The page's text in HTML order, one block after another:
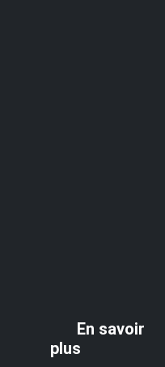
En savoir
plus